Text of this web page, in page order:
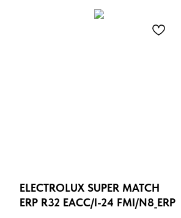
ELECTROLUX SUPER MATCH
ERP R32 EACС/I-24 FMI/N8_ERP